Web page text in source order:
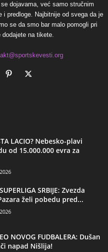
dojavama, već samo stručnim
i predloge. Najbitnije od svega da je
se da smo bar malo pomogli pri
dodajete na tikete.
LACIO? Nebesko-plavi
od 15.000.000 evra za
SRBIJE: Zvezda
želi pobedu pred...
NOVOG FUDBALERA: Dušan
napad Nišlija!